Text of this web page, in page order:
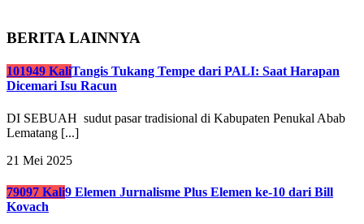
BERITA LAINNYA
101949 KaliTangis Tukang Tempe dari PALI: Saat Harapan
Dicemari Isu Racun
DI SEBUAH sudut pasar tradisional di Kabupaten Penukal Abab
Lematang [...]
21 Mei 2025
79097 Kali9 Elemen Jurnalisme Plus Elemen ke-10 dari Bill
Kovach